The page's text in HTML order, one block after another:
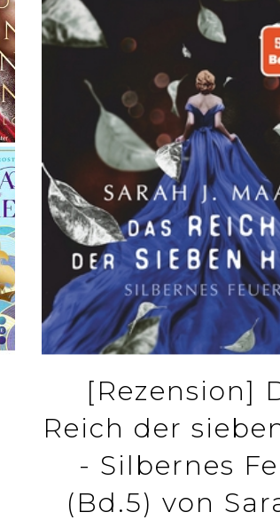
[Rezension]
Reich der
- Silbernes
(Bd.5) von